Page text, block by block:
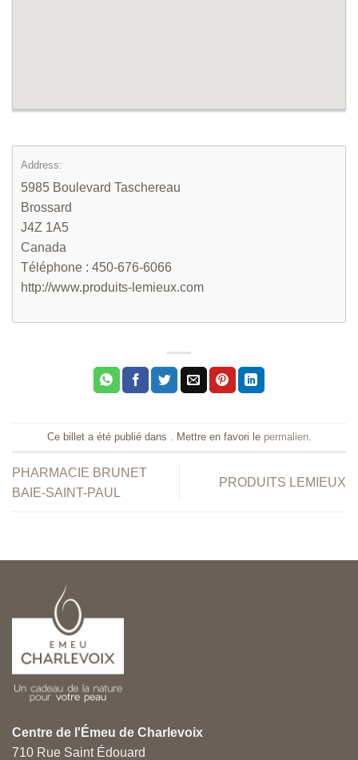
Address:
5985 Boulevard Taschereau
Brossard
J4Z 1A5
Canada
Téléphone : 450-676-6066
http://www.produits-lemieux.com
Ce billet a été publié dans . Mettre en favori le permalien.
PHARMACIE BRUNET
BAIE-SAINT-PAUL
PRODUITS LEMIEUX
Centre de l'Émeu de Charlevoix
710 Rue Saint Édouard